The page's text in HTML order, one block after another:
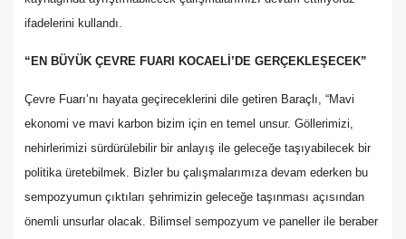
ifadelerini kullandı.
“EN BÜYÜK ÇEVRE FUARI KOCAELİ’DE GERÇEKLEŞECEK”
Çevre Fuarı’nı hayata geçireceklerini dile getiren Baraçlı, “Mavi
ekonomi ve mavi karbon bizim için en temel unsur. Göllerimizi,
nehirlerimizi sürdürülebilir bir anlayış ile geleceğe taşıyabilecek bir
politika üretebilmek. Bizler bu çalışmalarımıza devam ederken bu
sempozyumun çıktıları şehrimizin geleceğe taşınması açısından
önemli unsurlar olacak. Bilimsel sempozyum ve paneller ile beraber